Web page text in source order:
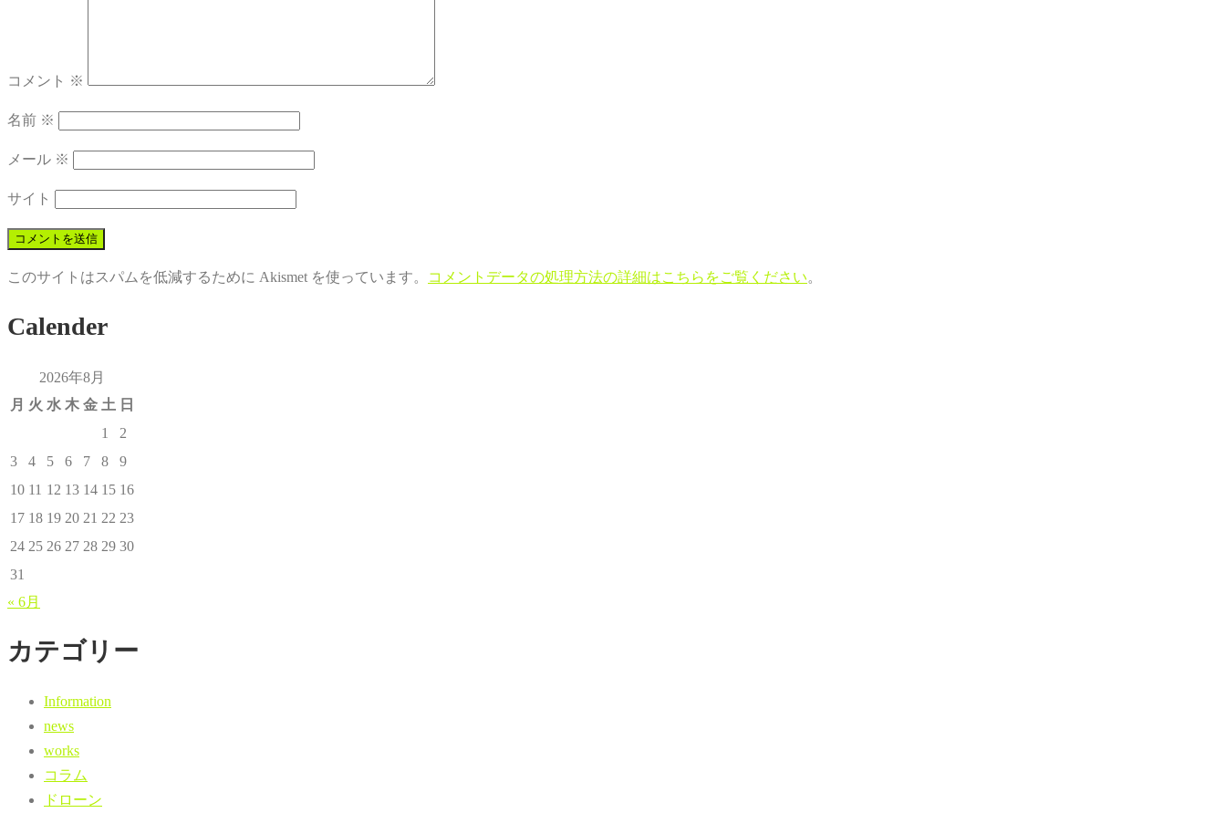
コメント ※
名前 ※
メール ※
サイト
このサイトはスパムを低減するために Akismet を使っています。 コメントデータの処理方法の詳細はこちらをご覧ください。
Calender
2026年8月
月 火 水 木 金 土 日
1
2
3
4 5 6 7 8
9
10 11 12 13 14 15 16
17 18 19 20 21 22 23
24 25 26 27 28 29 30
31
« 6月
カテゴリー
Information
news
works
コラム
ドローン